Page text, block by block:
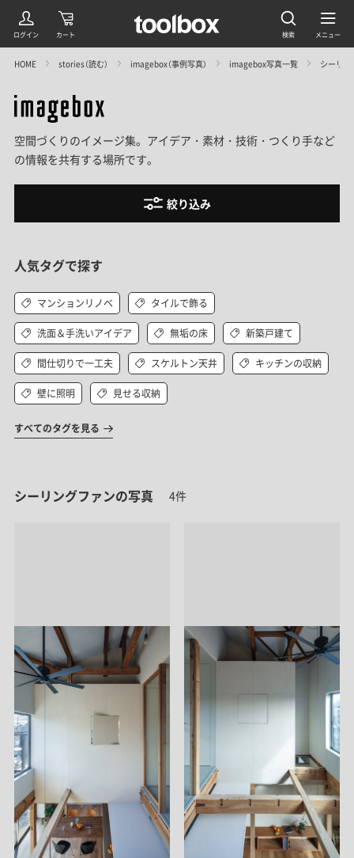
HOME stories（読む） imagebox（事例写真） imagebox写真一覧 シーリ
空間づくりのイメージ集。アイデア・素材・技術・つくり手など
の情報を共有する場所です。
絞り込み
人気タグで探す
マンションリノベ タイルで飾る
洗面＆手洗いアイデア 無垢の床 新築戸建て
間仕切りで一工夫 スケルトン天井 キッチンの収納
壁に照明 見せる収納
すべてのタグを見る
シーリングファンの写真 4件